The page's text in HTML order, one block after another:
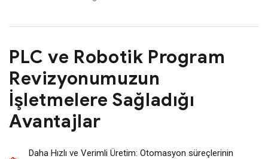
PLC ve Robotik Program
Revizyonumuzun
İşletmelere Sağladığı
Avantajlar
Daha Hızlı ve Verimli Üretim: Otomasyon süreçlerinin